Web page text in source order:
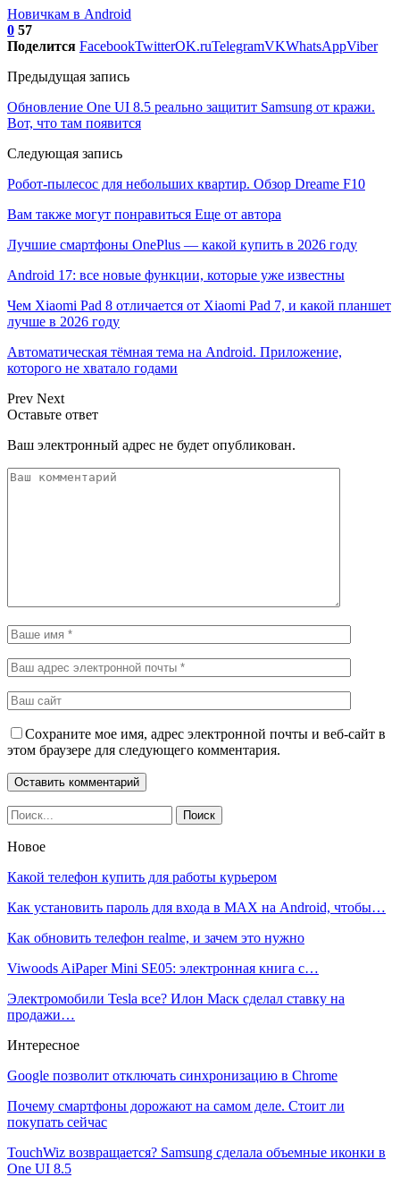
Новичкам в Android
0 57
Поделится FacebookTwitterOK.ruTelegramVKWhatsAppViber
Предыдущая запись
Обновление One UI 8.5 реально защитит Samsung от кражи.
Вот, что там появится
Следующая запись
Робот-пылесос для небольших квартир. Обзор Dreame F10
Вам также могут понравиться Еще от автора
Лучшие смартфоны OnePlus — какой купить в 2026 году
Android 17: все новые функции, которые уже известны
Чем Xiaomi Pad 8 отличается от Xiaomi Pad 7, и какой планшет
лучше в 2026 году
Автоматическая тёмная тема на Android. Приложение,
которого не хватало годами
Prev Next
Оставьте ответ
Ваш электронный адрес не будет опубликован.
Сохраните мое имя, адрес электронной почты и веб-сайт в
этом браузере для следующего комментария.
Новое
Какой телефон купить для работы курьером
Как установить пароль для входа в MAX на Android, чтобы…
Как обновить телефон realme, и зачем это нужно
Viwoods AiPaper Mini SE05: электронная книга с…
Электромобили Tesla все? Илон Маск сделал ставку на
продажи…
Интересное
Google позволит отключать синхронизацию в Chrome
Почему смартфоны дорожают на самом деле. Стоит ли
покупать сейчас
TouchWiz возвращается? Samsung сделала объемные иконки в
One UI 8.5